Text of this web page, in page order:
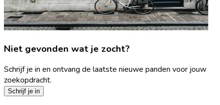
Niet gevonden wat je zocht?
Schrijf je in en ontvang de laatste nieuwe panden voor jouw
zoekopdracht.
Schrijf je in